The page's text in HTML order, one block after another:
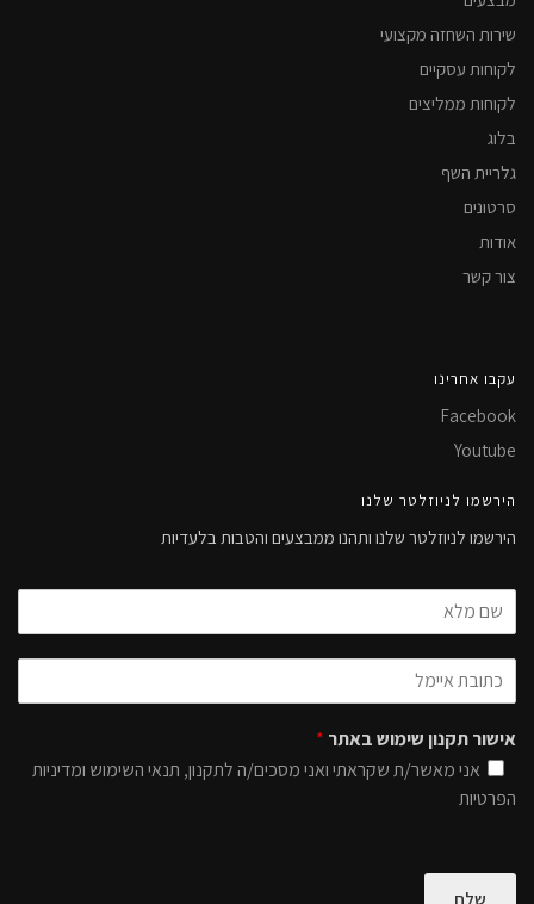
שירות השחזה מקצועי
לקוחות עסקיים
לקוחות ממליצים
בלוג
גלריית השף
סרטונים
אודות
צור קשר
עקבו אחרינו
Facebook
Youtube
הירשמו לניוזלטר שלנו
הירשמו לניוזלטר שלנו ותהנו ממבצעים והטבות בלעדיות
אישור תקנון שימוש באתר *
אני מאשר/ת שקראתי ואני מסכים/ה לתקנון, תנאי השימוש ומדיניות
הפרטיות
שלח